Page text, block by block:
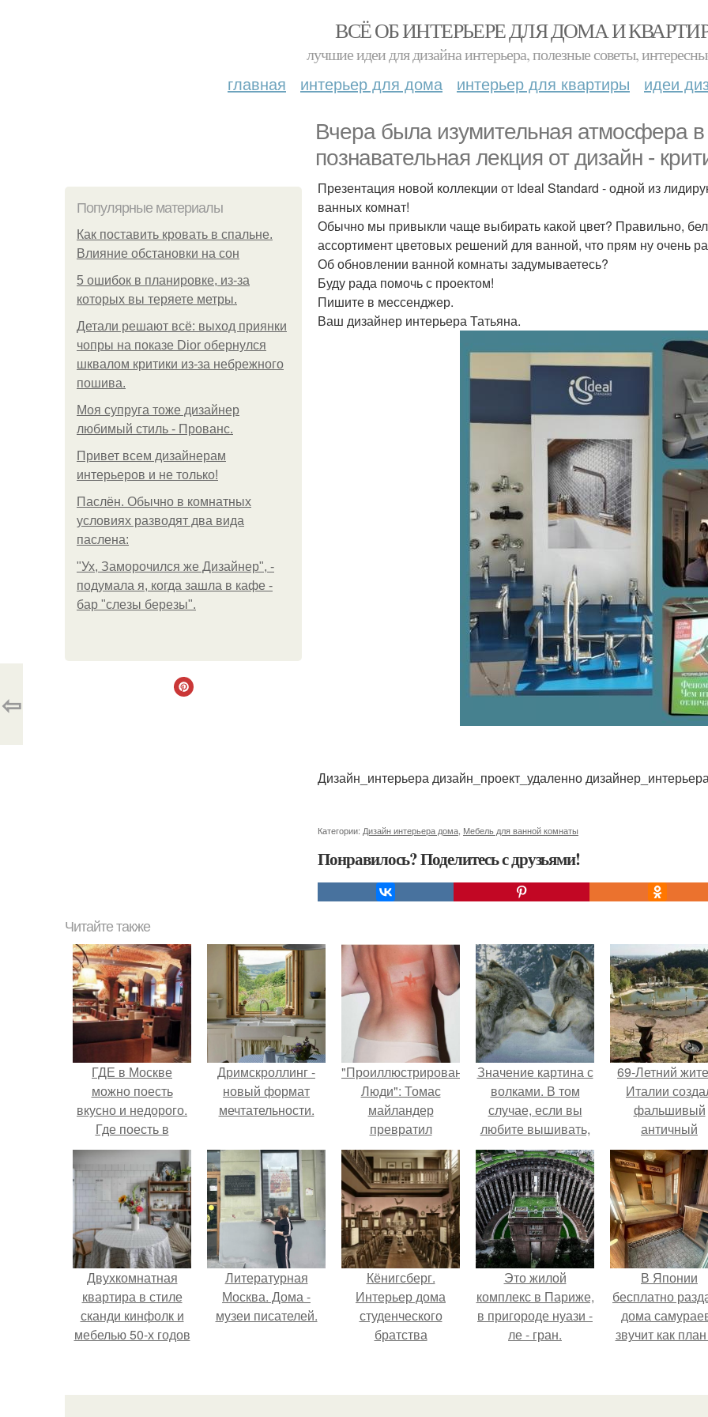
ВСЁ ОБ ИНТЕРЬЕРЕ ДЛЯ ДОМА И
лучшие идеи для дизайна интерьера, полезные советы,
главная интерьер для дома интерьер для квартиры идеи
Вчера была изумительная атмосфера
познавательная лекция от дизайн -
Популярные материалы
Как поставить кровать в спальне.
Влияние обстановки на сон
5 ошибок в планировке, из-за
которых вы теряете метры.
Детали решают всё: выход приянки
чопры на показе Dior обернулся
шквалом критики из-за небрежного
пошива.
Моя супруга тоже дизайнер
любимый стиль - Прованс.
Привет всем дизайнерам
интерьеров и не только!
Паслён. Обычно в комнатных
условиях разводят два вида
паслена:
"Ух, Заморочился же Дизайнер", -
подумала я, когда зашла в кафе -
бар "слезы березы".
Презентация новой коллекции от Ideal Standard - одной из
ванных комнат!
Обычно мы привыкли чаще выбирать какой цвет? Правильно,
ассортимент цветовых решений для ванной, что прям ну очень
Об обновлении ванной комнаты задумываетесь?
Буду рада помочь с проектом!
Пишите в мессенджер.
Ваш дизайнер интерьера Татьяна.
Дизайн_интерьера дизайн_проект_удаленно
Категории: Дизайн интерьера дома Мебель для ванной комнаты
Понравилось? Поделитесь с друзьями!
⇦
Читайте также
ГДЕ в Москве
можно поесть
вкусно и недорого.
Где поесть в
Москве вкусно и
недорого.
Дримскроллинг -
новый формат
мечтательности.
"Проиллюстрированные
Люди": Томас
майландер
превратил
солнечные ожоги в
арт - объект.
Значение картина с
волками. В том
случае, если вы
любите вышивать,
то наверняка
задумывались о
том, что означает та
или иная вышитая
вами картина.
69-Летний
Италии
фальшивый
античный
амфитеатр и
долгое
успешно
его за
наследие.
Двухкомнатная
квартира в стиле
сканди кинфолк и
мебелью 50-х годов
Литературная
Москва. Дома -
музеи писателей.
Кёнигсберг.
Интерьер дома
студенческого
братства
Это жилой
комплекс в Париже,
в пригороде нуази -
ле - гран.
В Японии
бесплатно
дома
звучит как